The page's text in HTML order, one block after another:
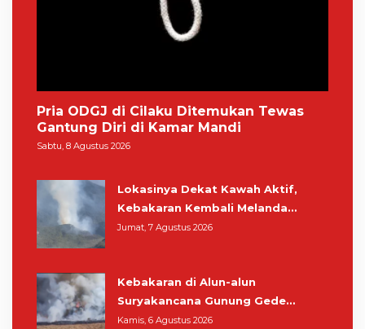
Pria ODGJ di Cilaku Ditemukan Tewas
Gantung Diri di Kamar Mandi
Sabtu, 8 Agustus 2026
Lokasinya Dekat Kawah Aktif,
Kebakaran Kembali Melanda
Kawasan Gunung Gede Pangrango
Jumat, 7 Agustus 2026
Kebakaran di Alun-alun
Suryakancana Gunung Gede
Pangrango, Relawan dan Warga
Kamis, 6 Agustus 2026